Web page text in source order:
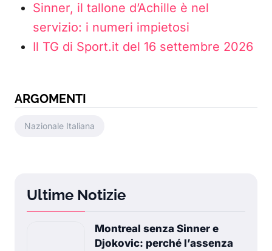
Sinner, il tallone d’Achille è nel
servizio: i numeri impietosi
Il TG di Sport.it del 16 settembre 2026
ARGOMENTI
Nazionale Italiana
Ultime Notizie
Montreal senza Sinner e
Djokovic: perché l’assenza